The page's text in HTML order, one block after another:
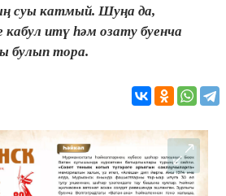
суы катмый. Шуңа да,
итү һәм озату буенча
булып тора.